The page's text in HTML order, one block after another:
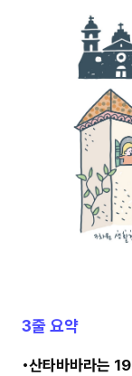
3줄 요약
산타바바라는